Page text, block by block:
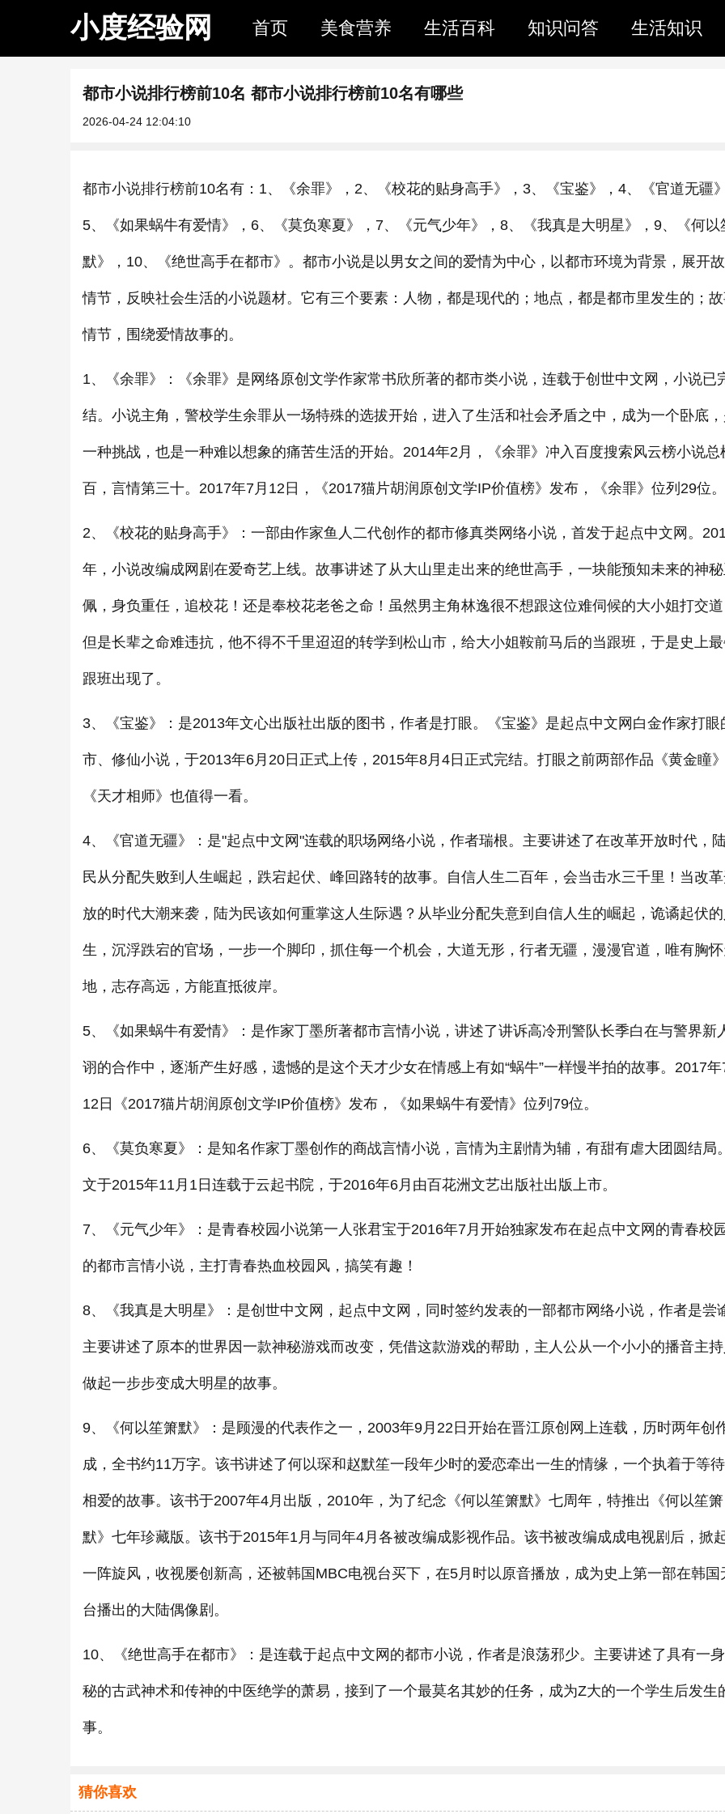
小度经验网 首页 美食营养 生活百科 知识问答 生活知识
都市小说排行榜前10名 都市小说排行榜前10名有哪些
2026-04-24 12:04:10
都市小说排行榜前10名有：1、《余罪》，2、《校花的贴身高手》，3、《宝鉴》，4、《官道无疆
5、《如果蜗牛有爱情》，6、《莫负寒夏》，7、《元气少年》，8、《我真是大明星》，9、《何以
默》，10、《绝世高手在都市》。都市小说是以男女之间的爱情为中心，以都市环境为背景，展开
情节，反映社会生活的小说题材。它有三个要素：人物，都是现代的；地点，都是都市里发生的；
情节，围绕爱情故事的。
1、《余罪》：《余罪》是网络原创文学作家常书欣所著的都市类小说，连载于创世中文网，小说已
结。小说主角，警校学生余罪从一场特殊的选拔开始，进入了生活和社会矛盾之中，成为一个卧底
一种挑战，也是一种难以想象的痛苦生活的开始。2014年2月，《余罪》冲入百度搜索风云榜小说总
百，言情第三十。2017年7月12日，《2017猫片胡润原创文学IP价值榜》发布，《余罪》位列29位。
2、《校花的贴身高手》：一部由作家鱼人二代创作的都市修真类网络小说，首发于起点中文网。
年，小说改编成网剧在爱奇艺上线。故事讲述了从大山里走出来的绝世高手，一块能预知未来的神秘
佩，身负重任，追校花！还是奉校花老爸之命！虽然男主角林逸很不想跟这位难伺候的大小姐打交道
但是长辈之命难违抗，他不得不千里迢迢的转学到松山市，给大小姐鞍前马后的当跟班，于是史上
跟班出现了。
3、《宝鉴》：是2013年文心出版社出版的图书，作者是打眼。《宝鉴》是起点中文网白金作家打眼
市、修仙小说，于2013年6月20日正式上传，2015年8月4日正式完结。打眼之前两部作品《黄金瞳》
《天才相师》也值得一看。
4、《官道无疆》：是"起点中文网"连载的职场网络小说，作者瑞根。主要讲述了在改革开放时代，
民从分配失败到人生崛起，跌宕起伏、峰回路转的故事。自信人生二百年，会当击水三千里！当改
放的时代大潮来袭，陆为民该如何重掌这人生际遇？从毕业分配失意到自信人生的崛起，诡谲起伏的
生，沉浮跌宕的官场，一步一个脚印，抓住每一个机会，大道无形，行者无疆，漫漫官道，唯有胸
地，志存高远，方能直抵彼岸。
5、《如果蜗牛有爱情》：是作家丁墨所著都市言情小说，讲述了讲诉高冷刑警队长季白在与警界新
诩的合作中，逐渐产生好感，遗憾的是这个天才少女在情感上有如“蜗牛”一样慢半拍的故事。2017年
12日《2017猫片胡润原创文学IP价值榜》发布，《如果蜗牛有爱情》位列79位。
6、《莫负寒夏》：是知名作家丁墨创作的商战言情小说，言情为主剧情为辅，有甜有虐大团圆结局
文于2015年11月1日连载于云起书院，于2016年6月由百花洲文艺出版社出版上市。
7、《元气少年》：是青春校园小说第一人张君宝于2016年7月开始独家发布在起点中文网的青春校
的都市言情小说，主打青春热血校园风，搞笑有趣！
8、《我真是大明星》：是创世中文网，起点中文网，同时签约发表的一部都市网络小说，作者是尝
主要讲述了原本的世界因一款神秘游戏而改变，凭借这款游戏的帮助，主人公从一个小小的播音主持
做起一步步变成大明星的故事。
9、《何以笙箫默》：是顾漫的代表作之一，2003年9月22日开始在晋江原创网上连载，历时两年创
成，全书约11万字。该书讲述了何以琛和赵默笙一段年少时的爱恋牵出一生的情缘，一个执着于等
相爱的故事。该书于2007年4月出版，2010年，为了纪念《何以笙箫默》七周年，特推出《何以笙箫
默》七年珍藏版。该书于2015年1月与同年4月各被改编成影视作品。该书被改编成成电视剧后，掀
一阵旋风，收视屡创新高，还被韩国MBC电视台买下，在5月时以原音播放，成为史上第一部在韩国
台播出的大陆偶像剧。
10、《绝世高手在都市》：是连载于起点中文网的都市小说，作者是浪荡邪少。主要讲述了具有一
秘的古武神术和传神的中医绝学的萧易，接到了一个最莫名其妙的任务，成为Z大的一个学生后发生
事。
猜你喜欢